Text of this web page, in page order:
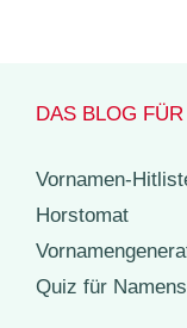
DAS BLOG
Vornamen-
Horstomat
Quiz für